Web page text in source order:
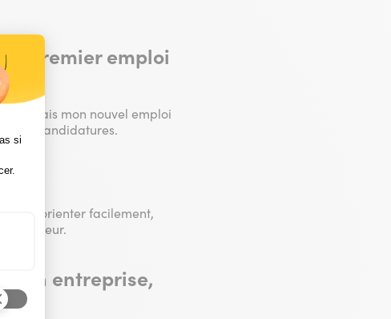
: Personnalisez vos Options
si
premier emploi
mon nouvel emploi
mes candidatures.
me réorienter facilement,
supérieur.
en entreprise,